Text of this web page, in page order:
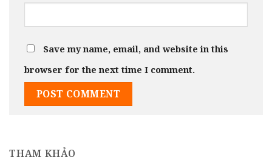
Save my name, email, and website in this
browser for the next time I comment.
THAM KHẢO